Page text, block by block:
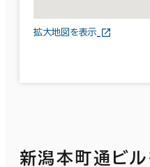
拡大地図を表示
新潟本町通ビ